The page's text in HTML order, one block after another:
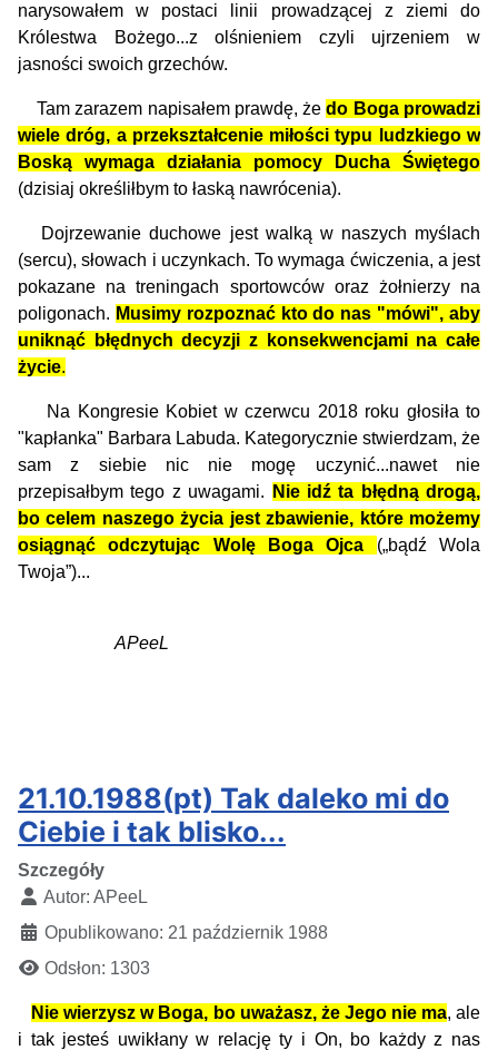
narysowałem w postaci linii prowadzącej z ziemi do
Królestwa Bożego...z olśnieniem czyli ujrzeniem w
jasności swoich grzechów.
Tam zarazem napisałem prawdę, żedo Boga prowadzi
wiele dróg, a przekształcenie miłości typu ludzkiego w
Boską wymaga działania pomocy Ducha Świętego
(dzisiaj określiłbym to łaską nawrócenia).
Dojrzewanie duchowe jest walką w naszych myślach
(sercu), słowach i uczynkach. To wymaga ćwiczenia, a jest
pokazane na treningach sportowców oraz żołnierzy na
poligonach. Musimy rozpoznać kto do nas "mówi", aby
uniknąć błędnych decyzji z konsekwencjami na całe
życie.
Na Kongresie Kobiet w czerwcu 2018 roku głosiła to
"kapłanka" Barbara Labuda. Kategorycznie stwierdzam, że
sam z siebie nic nie mogę uczynić...nawet nie
przepisałbym tego z uwagami.
Nie idź ta błędną drogą,
bo celem naszego życia jest zbawienie, które możemy
osiągnąć odczytując Wolę Boga Ojca („bądź Wola
Twoja”)...
APeeL
21.10.1988(pt) Tak daleko mi do
Ciebie i tak blisko...
Szczegóły
Autor: APeeL
Opublikowano: 21 październik 1988
Odsłon: 1303
Nie wierzysz w Boga, bo uważasz, że Jego nie ma, ale
i tak jesteś uwikłany w relację ty i On, bo każdy z nas